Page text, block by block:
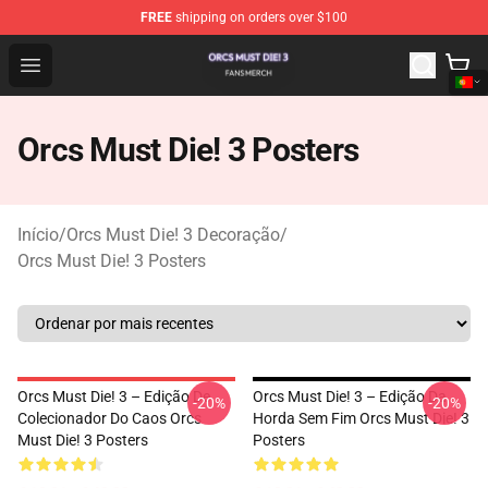
FREE shipping on orders over $100
Open menu
Orcs Must Die! 3 Shop - Official Orcs Must Die! 3
Orcs Must Die! 3 Posters
Início/Orcs Must Die! 3 Decoração/
Orcs Must Die! 3 Posters
Orcs Must Die! 3 – Edição De
Colecionador Do Caos Orcs
Must Die! 3 Posters
-20%
Orcs Must Die! 3 – Edição Da
Horda Sem Fim Orcs Must Die! 3
Posters
-20%